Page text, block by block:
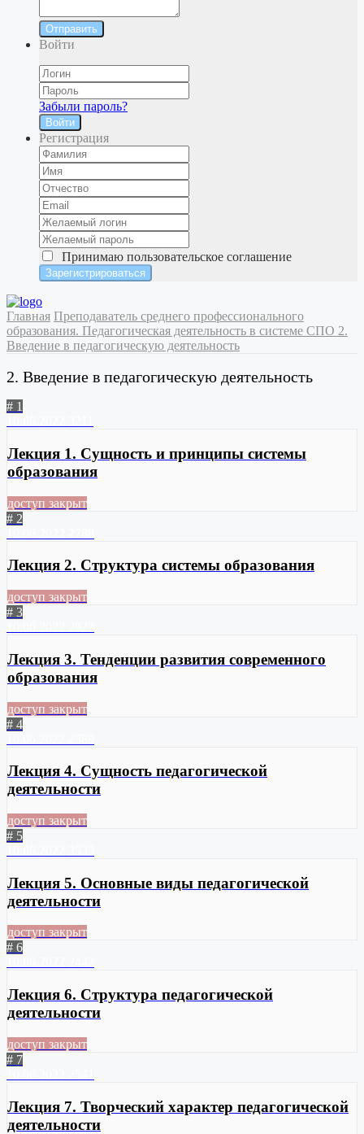
Отправить
Войти
Забыли пароль?
Войти
Регистрация
Принимаю пользовательское соглашение
Главная Преподаватель среднего профессионального
образования. Педагогическая деятельность в системе СПО 2.
Введение в педагогическую деятельность
2. Введение в педагогическую деятельность
# 1
Лекция 1. Сущность и принципы системы
образования
доступ закрыт
# 2
Лекция 2. Структура системы образования
доступ закрыт
# 3
Лекция 3. Тенденции развития современного
образования
доступ закрыт
# 4
Лекция 4. Сущность педагогической
деятельности
доступ закрыт
# 5
Лекция 5. Основные виды педагогической
деятельности
доступ закрыт
# 6
Лекция 6. Структура педагогической
деятельности
доступ закрыт
# 7
Лекция 7. Творческий характер педагогической
деятельности